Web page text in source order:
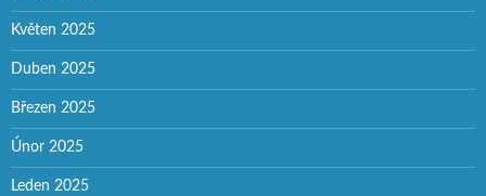
Květen 2025
Duben 2025
Březen 2025
Únor 2025
Leden 2025